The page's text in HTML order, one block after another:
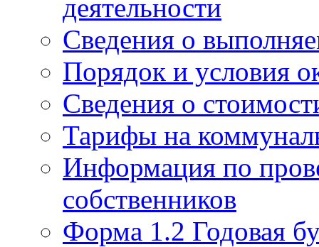
деятельности
Сведения о
Порядок и условия
Сведения о
Тарифы на
Информация по
собственников
Форма 1.2 Годовая